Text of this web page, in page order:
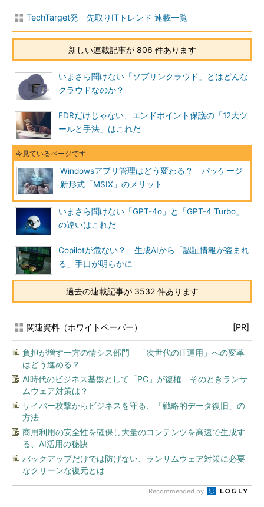
TechTarget発 先取りITトレンド 連載一覧
新しい連載記事が 806 件あります
いまさら聞けない「ソブリンクラウド」とはどんな
クラウドなのか？
EDRだけじゃない、エンドポイント保護の「12大ツ
ールと手法」はこれだ
Windowsアプリ管理はどう変わる？ パッケージ
新形式「MSIX」のメリット
いまさら聞けない「GPT-4o」と「GPT-4 Turbo」
の違いはこれだ
Copilotが危ない？ 生成AIから「認証情報が盗まれ
る」手口が明らかに
過去の連載記事が 3532 件あります
関連資料（ホワイトペーパー） [PR]
負担が増す一方の情シス部門 「次世代のIT運用」への変革
はどう進める？
AI時代のビジネス基盤として「PC」が復権 そのときランサ
ムウェア対策は？
サイバー攻撃からビジネスを守る、「戦略的データ復旧」の
方法
商用利用の安全性を確保し大量のコンテンツを高速で生成す
る、AI活用の秘訣
バックアップだけでは防げない、ランサムウェア対策に必要
なクリーンな復元とは
Recommended by